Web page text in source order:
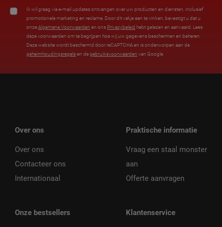
Ik wil graag via e-mail updates ontvangen over uw producten en diensten, inclusief
promotionele marketing en reclame. Door dit vakje aan te vinken, bevestigt u dat u
onzeAlgemene Voorwaarden en ons Privacybeleid hebt gelezen en aanvaard. Lees
deze voorwaarden om te begrijpen hoe wij uw gegevens beschermen en beheren.
Deze website wordt beschermd door reCAPTCHA en is onderworpen aan de
geheimhoudingsregelsen degebruiksvoorwaarden van Google.
Over ons
Over ons
Contacteer ons
Internationaal
Onze bestsellers
Praktische informatie
Vraag een staal monster
aan
Offerte aanvragen
Klantenservice